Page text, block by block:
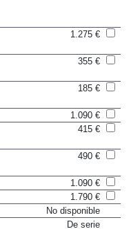
1.090 €
1.090 €
1.790 €
No disponible